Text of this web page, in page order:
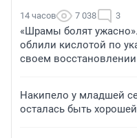
14 часов 7 038 3
«Шрамы болят
облили кислотой по
своем восстановлении
Накипело у младшей
осталась быть